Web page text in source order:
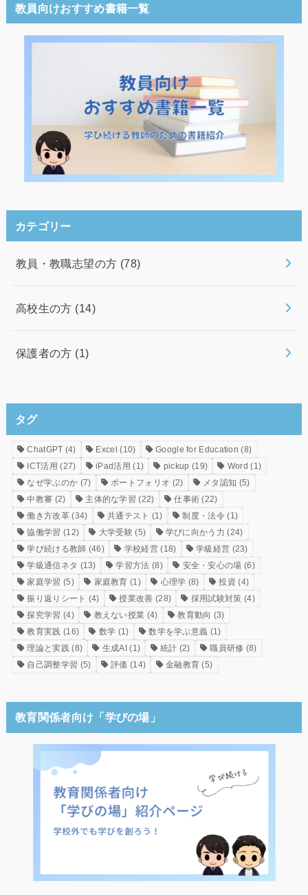
教員向けおすすめ書籍一覧
カテゴリー
教員・教職志望の方 (78)
高校生の方 (14)
保護者の方 (1)
タグ
ChatGPT (4) Excel (10) Google for Education (8)
ICT活用 (27) iPad活用 (1) pickup (19) Word (1)
なぜ学ぶのか (7) ポートフォリオ (2) メタ認知 (5)
中教審 (2) 主体的な学習 (22) 仕事術 (22)
働き方改革(34) 共通テスト (1) 制度・法令 (1)
協働学習 (12) 大学受験 (5) 学びに向かう力 (24)
学び続ける教師 (46) 学校経営(18) 学級経営 (23)
学級通信ネタ (13) 学習方法 (8) 安全・安心の場 (6)
家庭学習 (5) 家庭教育 (1) 心理学 (8) 投資 (4)
振り返りシート (4) 授業改善 (28) 採用試験対策 (4)
探究学習 (4) 教えない授業 (4) 教育動向 (3)
教育実践 (16) 数学 (1) 数学を学ぶ意義 (1)
理論と実践(8) 生成AI (1) 統計 (2) 職員研修 (8)
自己調整学習 (5) 評価 (14) 金融教育 (5)
教育関係者向け「学びの場」